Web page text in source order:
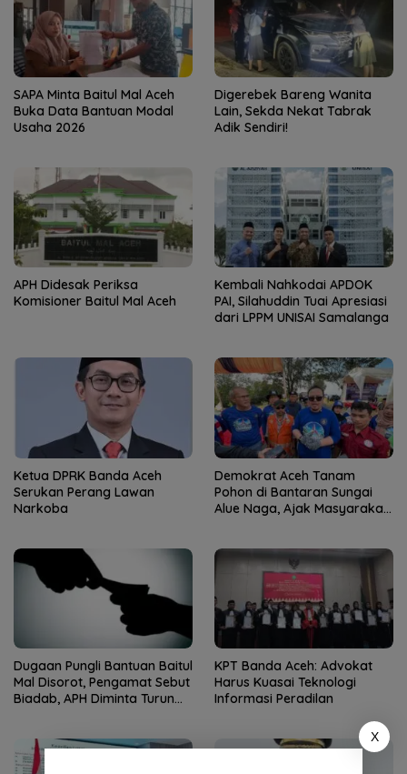
SAPA Minta Baitul Mal Aceh
Buka Data Bantuan Modal
Usaha 2026
Digerebek Bareng Wanita
Lain, Sekda Nekat Tabrak
Adik Sendiri!
APH Didesak Periksa
Komisioner Baitul Mal Aceh
Kembali Nahkodai APDOK
PAI, Silahuddin Tuai Apresiasi
dari LPPM UNISAI Samalanga
Ketua DPRK Banda Aceh
Serukan Perang Lawan
Narkoba
Demokrat Aceh Tanam
Pohon di Bantaran Sungai
Alue Naga, Ajak Masyarakat
Dugaan Pungli Bantuan Baitul
Mal Disorot, Pengamat Sebut
Biadab, APH Diminta Turun
KPT Banda Aceh: Advokat
Harus Kuasai Teknologi
Informasi Peradilan
X